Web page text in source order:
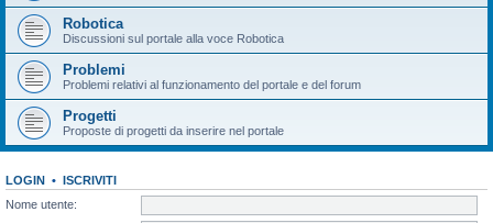
Robotica
Discussioni sul portale alla voce Robotica
Problemi
Problemi relativi al funzionamento del portale e del forum
Progetti
Proposte di progetti da inserire nel portale
LOGIN • ISCRIVITI
Nome utente: